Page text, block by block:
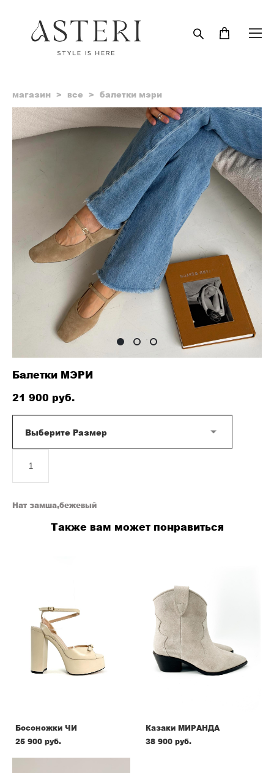
магазин > все > балетки мэри
Балетки МЭРИ
21 900 pуб.
Выберите Размер
Нат замша,бежевый
Также вам может понравиться
Босоножки ЧИ
25 900 pуб.
Казаки МИРАНДА
38 900 pуб.